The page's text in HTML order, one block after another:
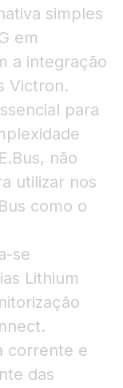
simples
em
a integração
Victron.
para
não
utilizar nos
como o
se
Lithium
corrente e
das